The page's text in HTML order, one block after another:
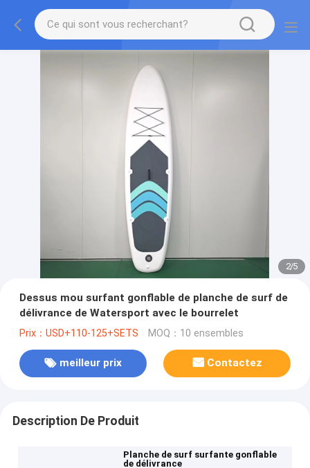
2/5
Dessus mou surfant gonflable de planche de surf de
délivrance de Watersport avec le bourrelet
Prix：USD+110-125+SETS MOQ：10 ensembles
meilleur prix Contactez
Description De Produit
Planche de surf surfante gonflable
de délivrance